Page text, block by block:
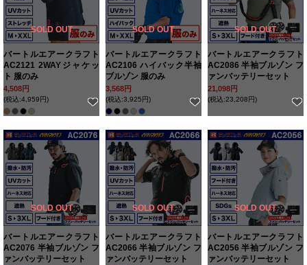
SOLD OUT
バートルエアークラフト
AC2121 2WAYジャケッ
ト 服のみ
4,508円
(税込:4,959円)
SOLD OUT
バートルエアークラフト
AC2106 ハイバック半袖
ブルゾン 服のみ
3,568円
(税込:3,925円)
SOLD OUT
バートルエアークラフト
AC2086 半袖ブルゾン フ
ァンバッテリーセット
21,098円
(税込:23,208円)
SOLD OUT
バートルエアークラフト
AC2076 半袖ブルゾン フ
ァンバッテリーセット
SOLD OUT
バートルエアークラフト
AC2066 半袖ブルゾン フ
ァンバッテリーセット
SOLD OUT
バートルエアークラフト
AC2056 半袖ブルゾン フ
ァンバッテリーセット